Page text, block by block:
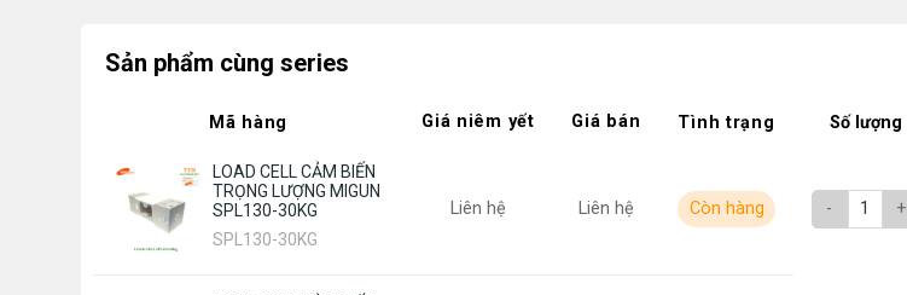
Sản phẩm cùng series
Mã hàng Giá niêm yết Giá bán Tình trạng Số lượng
LOAD CELL CẢM BIẾN
TRỌNG LƯỢNG MIGUN
SPL130-30KG
SPL130-30KG
Liên hệ Liên hệ Còn hàng - +